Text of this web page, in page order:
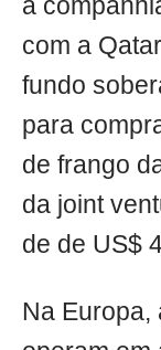
a
com a
fundo
para
de frango
da joint
de de US$
Na